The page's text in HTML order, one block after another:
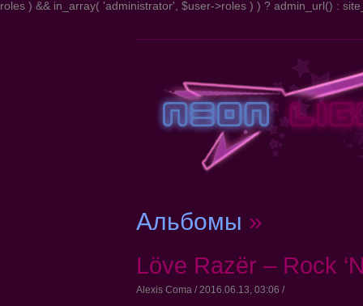
roles ) && in_array( 'administrator', $user->roles ) ) ? admin_url() :
Альбомы »
Löve Razër – Rock
Alexis Coma / 2016.06.13, 03:06 /